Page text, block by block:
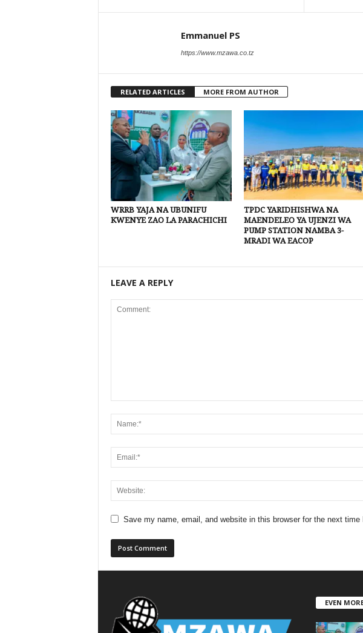
Emmanuel PS
https://www.mzawa.co.tz
RELATED ARTICLES MORE FROM AUTHOR
WRRB YAJA NA UBUNIFU
KWENYE ZAO LA PARACHICHI
TPDC YARIDHISHWA NA
MAENDELEO YA UJENZI WA
PUMP STATION NAMBA 3-
MRADI WA EACOP
LEAVE A REPLY
Save my name, email, and website in this browser for the next time
EVEN